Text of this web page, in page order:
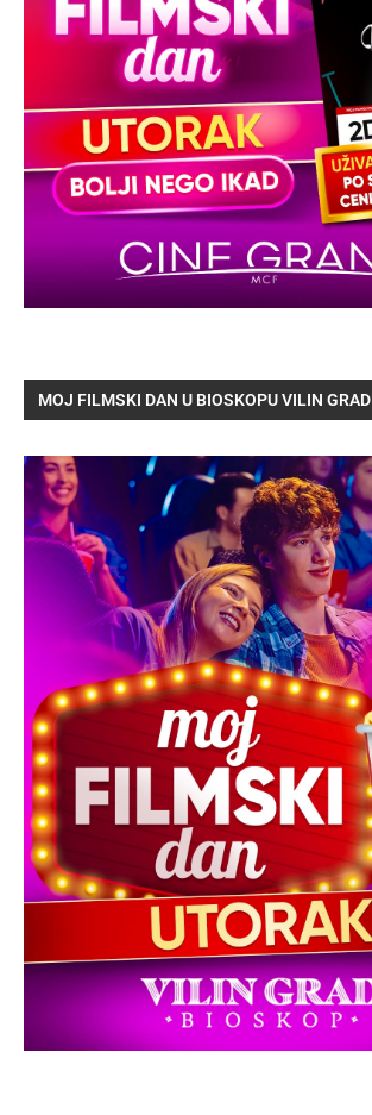
MOJ FILMSKI DAN U BIOSKOPU VILIN GRAD